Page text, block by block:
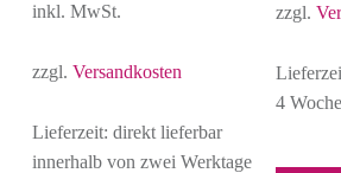
inkl. MwSt.
zzgl. Versandkosten
Lieferzeit: direkt lieferbar
innerhalb von zwei Werktage
zzgl.
4